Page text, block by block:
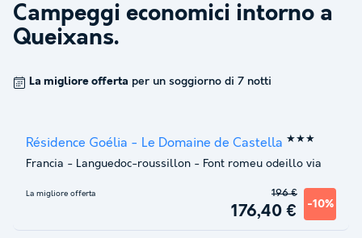
Campeggi economici intorno a
Queixans.
La migliore offerta per un soggiorno di 7 notti
Résidence Goélia - Le Domaine de Castella ★★★
Francia - Languedoc-roussillon - Font romeu odeillo via
La migliore offerta
176,40 € -10%
196 €